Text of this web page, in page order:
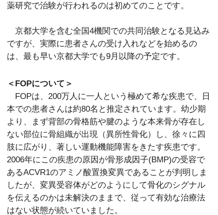
薬研究で治験が行われるのは初めてのことです。
京都大学を含む全国4機関での共同治験となる見込み
ですが、実際に患者さんの受け入れなどを始めるの
は、最も早い京都大学でも9月以降の予定です。
＜FOPについて＞
FOPは、200万人に一人という極めて希な疾患で、日
本での患者さんは約80名と推定されています。幼少期
より、まず背部の骨格筋や腱のような本来骨が存在し
ない部位に骨組織が出現（異所性骨化）し、徐々に四
肢に広がり、著しい運動機能障害をきたす疾患です。
2006年にこの疾患の原因が骨形成因子(BMP)の受容で
あるACVR1のアミノ酸置換変異であることが判明しま
したが、変異受容体がどのようにして骨化のシグナル
を伝えるのかは未解決のままで、従って有効な治療法
はない状態が続いていました。